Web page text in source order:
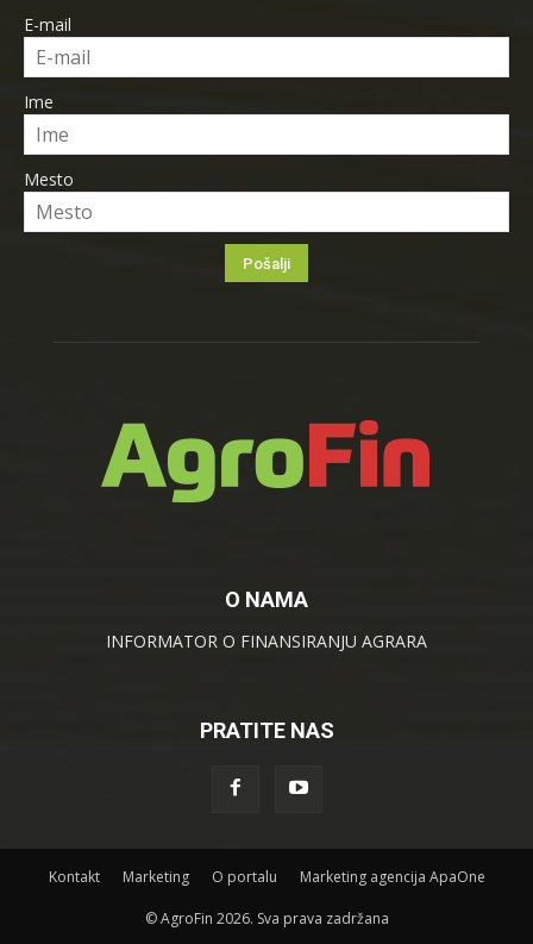
E-mail
Ime
Mesto
O NAMA
INFORMATOR O FINANSIRANJU AGRARA
PRATITE NAS
Kontakt Marketing O portalu Marketing agencija ApaOne
© AgroFin 2026. Sva prava zadržana